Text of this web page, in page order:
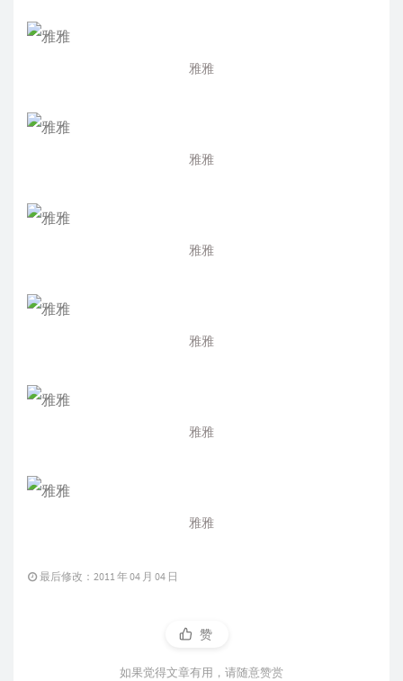
雅雅
雅雅
雅雅
雅雅
雅雅
雅雅
最后修改：2011 年 04 月 04 日
赞
如果觉得文章有用，请随意赞赏